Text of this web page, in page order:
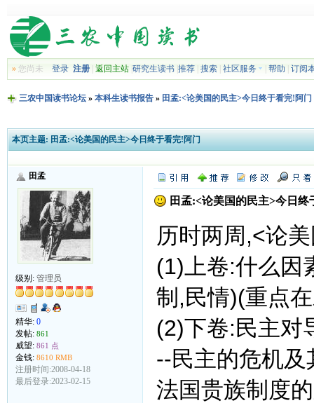
»您尚未 登录 注册| 返回主站| 研究生读书| 推荐| 搜索| 社区服务 帮助 订阅
三农中国读书论坛» 本科生读书报告» 田孟:<论美国的民主>今日终于看完!阿门
本页主题: 田孟:<论美国的民主>今日终于看完!阿门
田孟
级别: 管理员
精华: 0
发帖: 861
威望: 861 点
金钱: 8610 RMB
注册时间:2008-04-18
最后登录:2023-02-15
田孟:<论美国的民主>今日终
历时两周,<论
(1)上卷:什么因
制,民情)(重点
(2)下卷:民主对
--民主的危机
法国贵族制度